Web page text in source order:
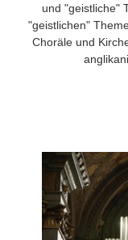
und "geistliche"
"geistlichen"
Choräle und